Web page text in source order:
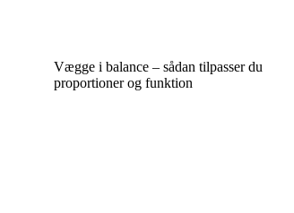
Vægge i balance – sådan tilpasser du
proportioner og funktion